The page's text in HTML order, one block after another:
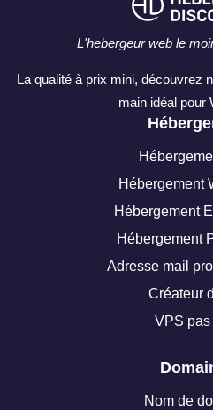
L'hebergeur web le
La qualité à prix mini, découvrez
main idéal pour
Hébergement
Hébergement
Hébergement
Adresse mail
Créateur
VPS pas
Nom de